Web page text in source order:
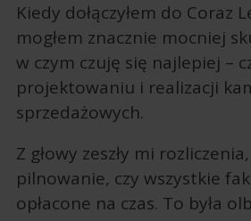
Kiedy dołączyłem do Coraz
mogłem znacznie mocniej
w czym czuję się najlepiej –
projektowaniu i realizacji
sprzedażowych.
Z głowy zeszły mi
pilnowanie, czy wszystkie
opłacone na czas. To była